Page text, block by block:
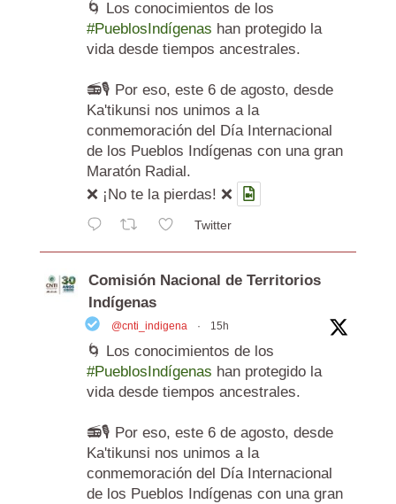
🌀 Los conocimientos de los
#PueblosIndígenas han protegido la
vida desde tiempos ancestrales.
📻🎙️ Por eso, este 6 de agosto, desde
Ka'tikunsi nos unimos a la
conmemoración del Día Internacional
de los Pueblos Indígenas con una gran
Maratón Radial.
❌ ¡No te la pierdas! ❌
Twitter
Comisión Nacional de Territorios
Indígenas
@cnti_indigena · 15h
🌀 Los conocimientos de los
#PueblosIndígenas han protegido la
vida desde tiempos ancestrales.
📻🎙️ Por eso, este 6 de agosto, desde
Ka'tikunsi nos unimos a la
conmemoración del Día Internacional
de los Pueblos Indígenas con una gran